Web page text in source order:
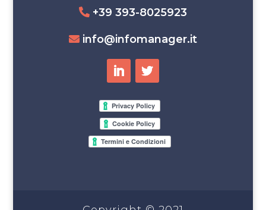
+39 393-8025923
info@infomanager.it